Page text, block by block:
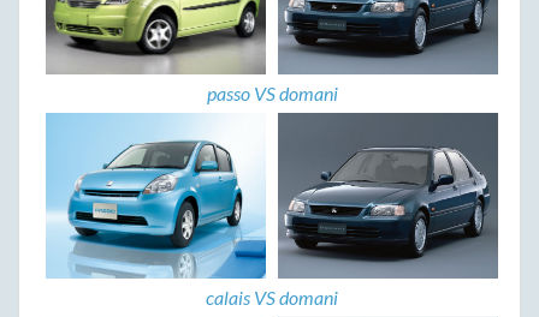
passo VS domani
calais VS domani